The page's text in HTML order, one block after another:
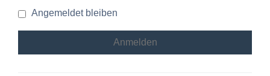
Angemeldet bleiben